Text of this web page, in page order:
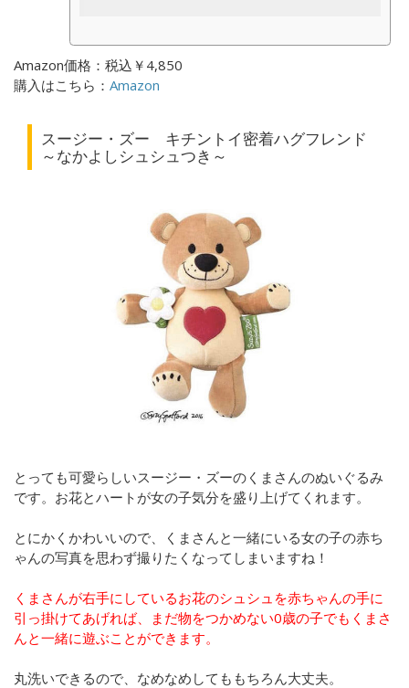
Amazon価格：税込￥4,850
購入はこちら： Amazon
スージー・ズー キチントイ密着ハグフレンド
～なかよしシュシュつき～
とっても可愛らしいスージー・ズーのくまさんのぬいぐるみ
です。お花とハートが女の子気分を盛り上げてくれます。
とにかくかわいいので、くまさんと一緒にいる女の子の赤ち
ゃんの写真を思わず撮りたくなってしまいますね！
くまさんが右手にしているお花のシュシュを赤ちゃんの手に
引っ掛けてあげれば、まだ物をつかめない0歳の子でもくまさ
んと一緒に遊ぶことができます。
丸洗いできるので、なめなめしてももちろん大丈夫。